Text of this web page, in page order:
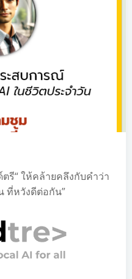
รี“ ให้คล้ายคลึงกับคำว่า
ที่หวังดีต่อกัน”